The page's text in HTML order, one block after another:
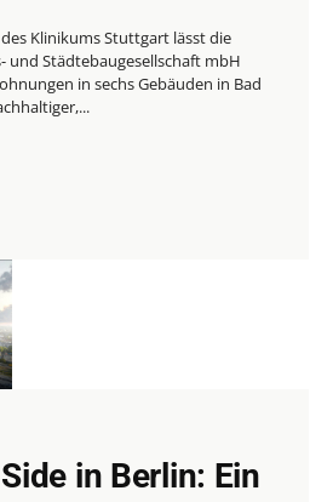
Klinikums Stuttgart lässt die
und Städtebaugesellschaft mbH
in sechs Gebäuden in Bad
in Berlin: Ein